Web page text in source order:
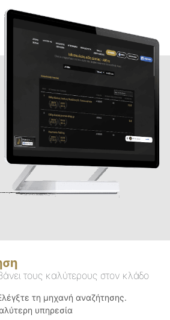
τους καλύτερους στον κλάδο
τη μηχανή αναζήτησης.
υπηρεσία